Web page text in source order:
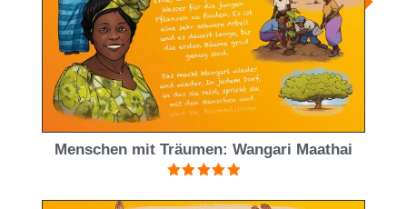
Menschen mit Träumen: Wangari Maathai
5.00von 5